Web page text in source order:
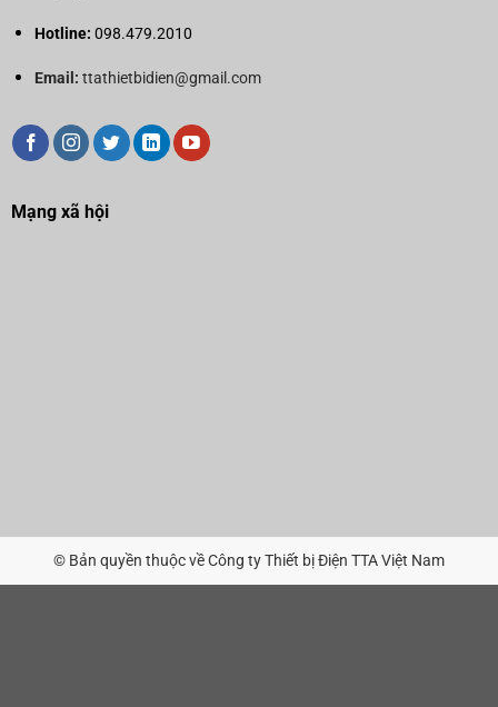
Hotline: 098.479.2010
Email: ttathietbidien@gmail.com
Mạng xã hội
© Bản quyền thuộc về Công ty Thiết bị Điện TTA Việt Nam